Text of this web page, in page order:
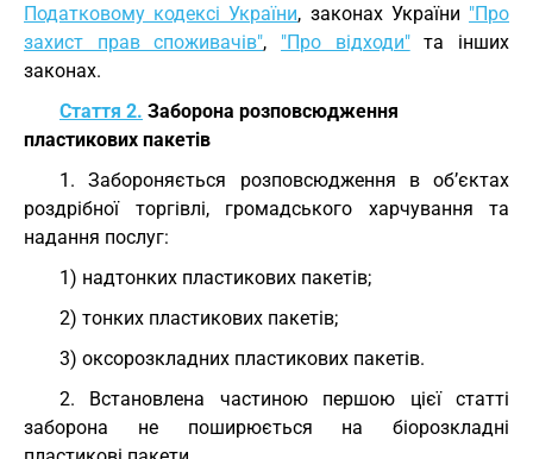
Податковому кодексі України, законах України "Про
захист прав споживачів", "Про відходи"та інших
законах.
Стаття 2. Заборона розповсюдження
пластикових пакетів
1. Забороняється розповсюдження в об’єктах
роздрібної торгівлі, громадського харчування та
надання послуг:
1) надтонких пластикових пакетів;
2) тонких пластикових пакетів;
3) оксорозкладних пластикових пакетів.
2. Встановлена частиною першою цієї статті
заборона не поширюється на біорозкладні